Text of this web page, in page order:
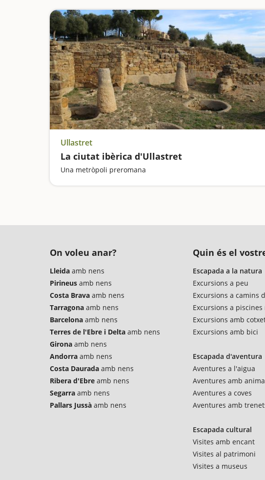
Ullastret
La ciutat ibèrica d'Ullastret
Una metròpoli preromana
On voleu anar?
Lleida amb nens
Pirineus amb nens
Costa Brava amb nens
Tarragona amb nens
Barcelona amb nens
Terres de l'Ebre i Delta amb nens
Girona amb nens
Andorra amb nens
Costa Daurada amb nens
Ribera d'Ebre amb nens
Segarra amb nens
Pallars Jussà amb nens
Quin és el
Escapada a la natura
Excursions a peu
Excursions a camins
Excursions a
Excursions amb
Excursions amb bici
Escapada d'aventura
Aventures a l'aigua
Aventures amb
Aventures a coves
Aventures amb
Escapada cultural
Visites amb encant
Visites al patrimoni
Visites a museus